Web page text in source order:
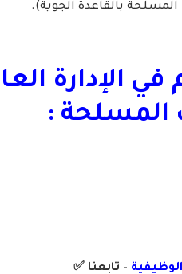
بالقاعدة الجوية).
في الإدارة
المسلحة :
– تابعنا ✅